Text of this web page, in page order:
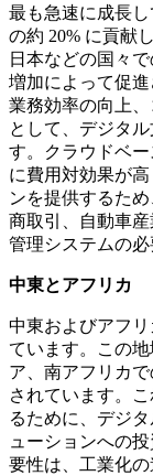
最も急速に成長
の約 20% に貢献
日本などの国々
増加によって促
業務効率の向上
として、デジタ
す。クラウドベ
に費用対効果が
ンを提供するた
商取引、自動車
管理システムの必
中東とアフリカ
中東およびアフ
ています。この
ア、南アフリカ
されています。
るために、デジ
ューションへの
要性は、工業化